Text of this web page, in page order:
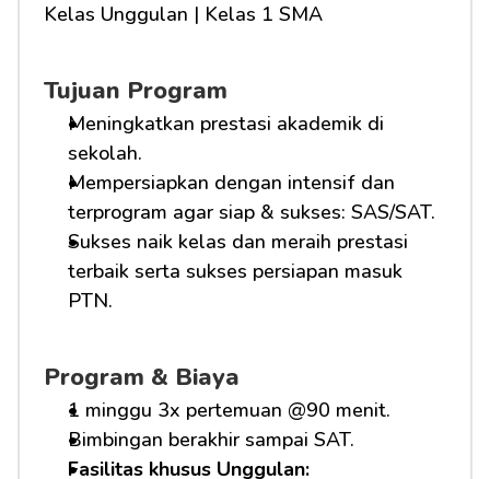
Kelas Unggulan | Kelas 1 SMA
Tujuan Program
Meningkatkan prestasi akademik di
sekolah.
Mempersiapkan dengan intensif dan
terprogram agar siap & sukses: SAS/SAT.
Sukses naik kelas dan meraih prestasi
terbaik serta sukses persiapan masuk
PTN.
Program & Biaya
1 minggu 3x pertemuan @90 menit.
Bimbingan berakhir sampai SAT.
Fasilitas khusus Unggulan: